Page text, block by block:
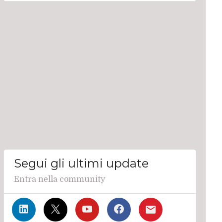
Segui gli ultimi update
Entra nella community